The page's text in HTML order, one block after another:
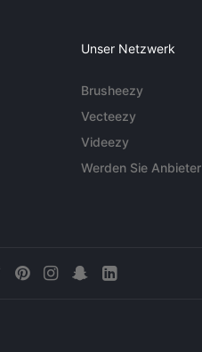
Unser Netzwerk
Brusheezy
Vecteezy
Videezy
Werden Sie Anbieter